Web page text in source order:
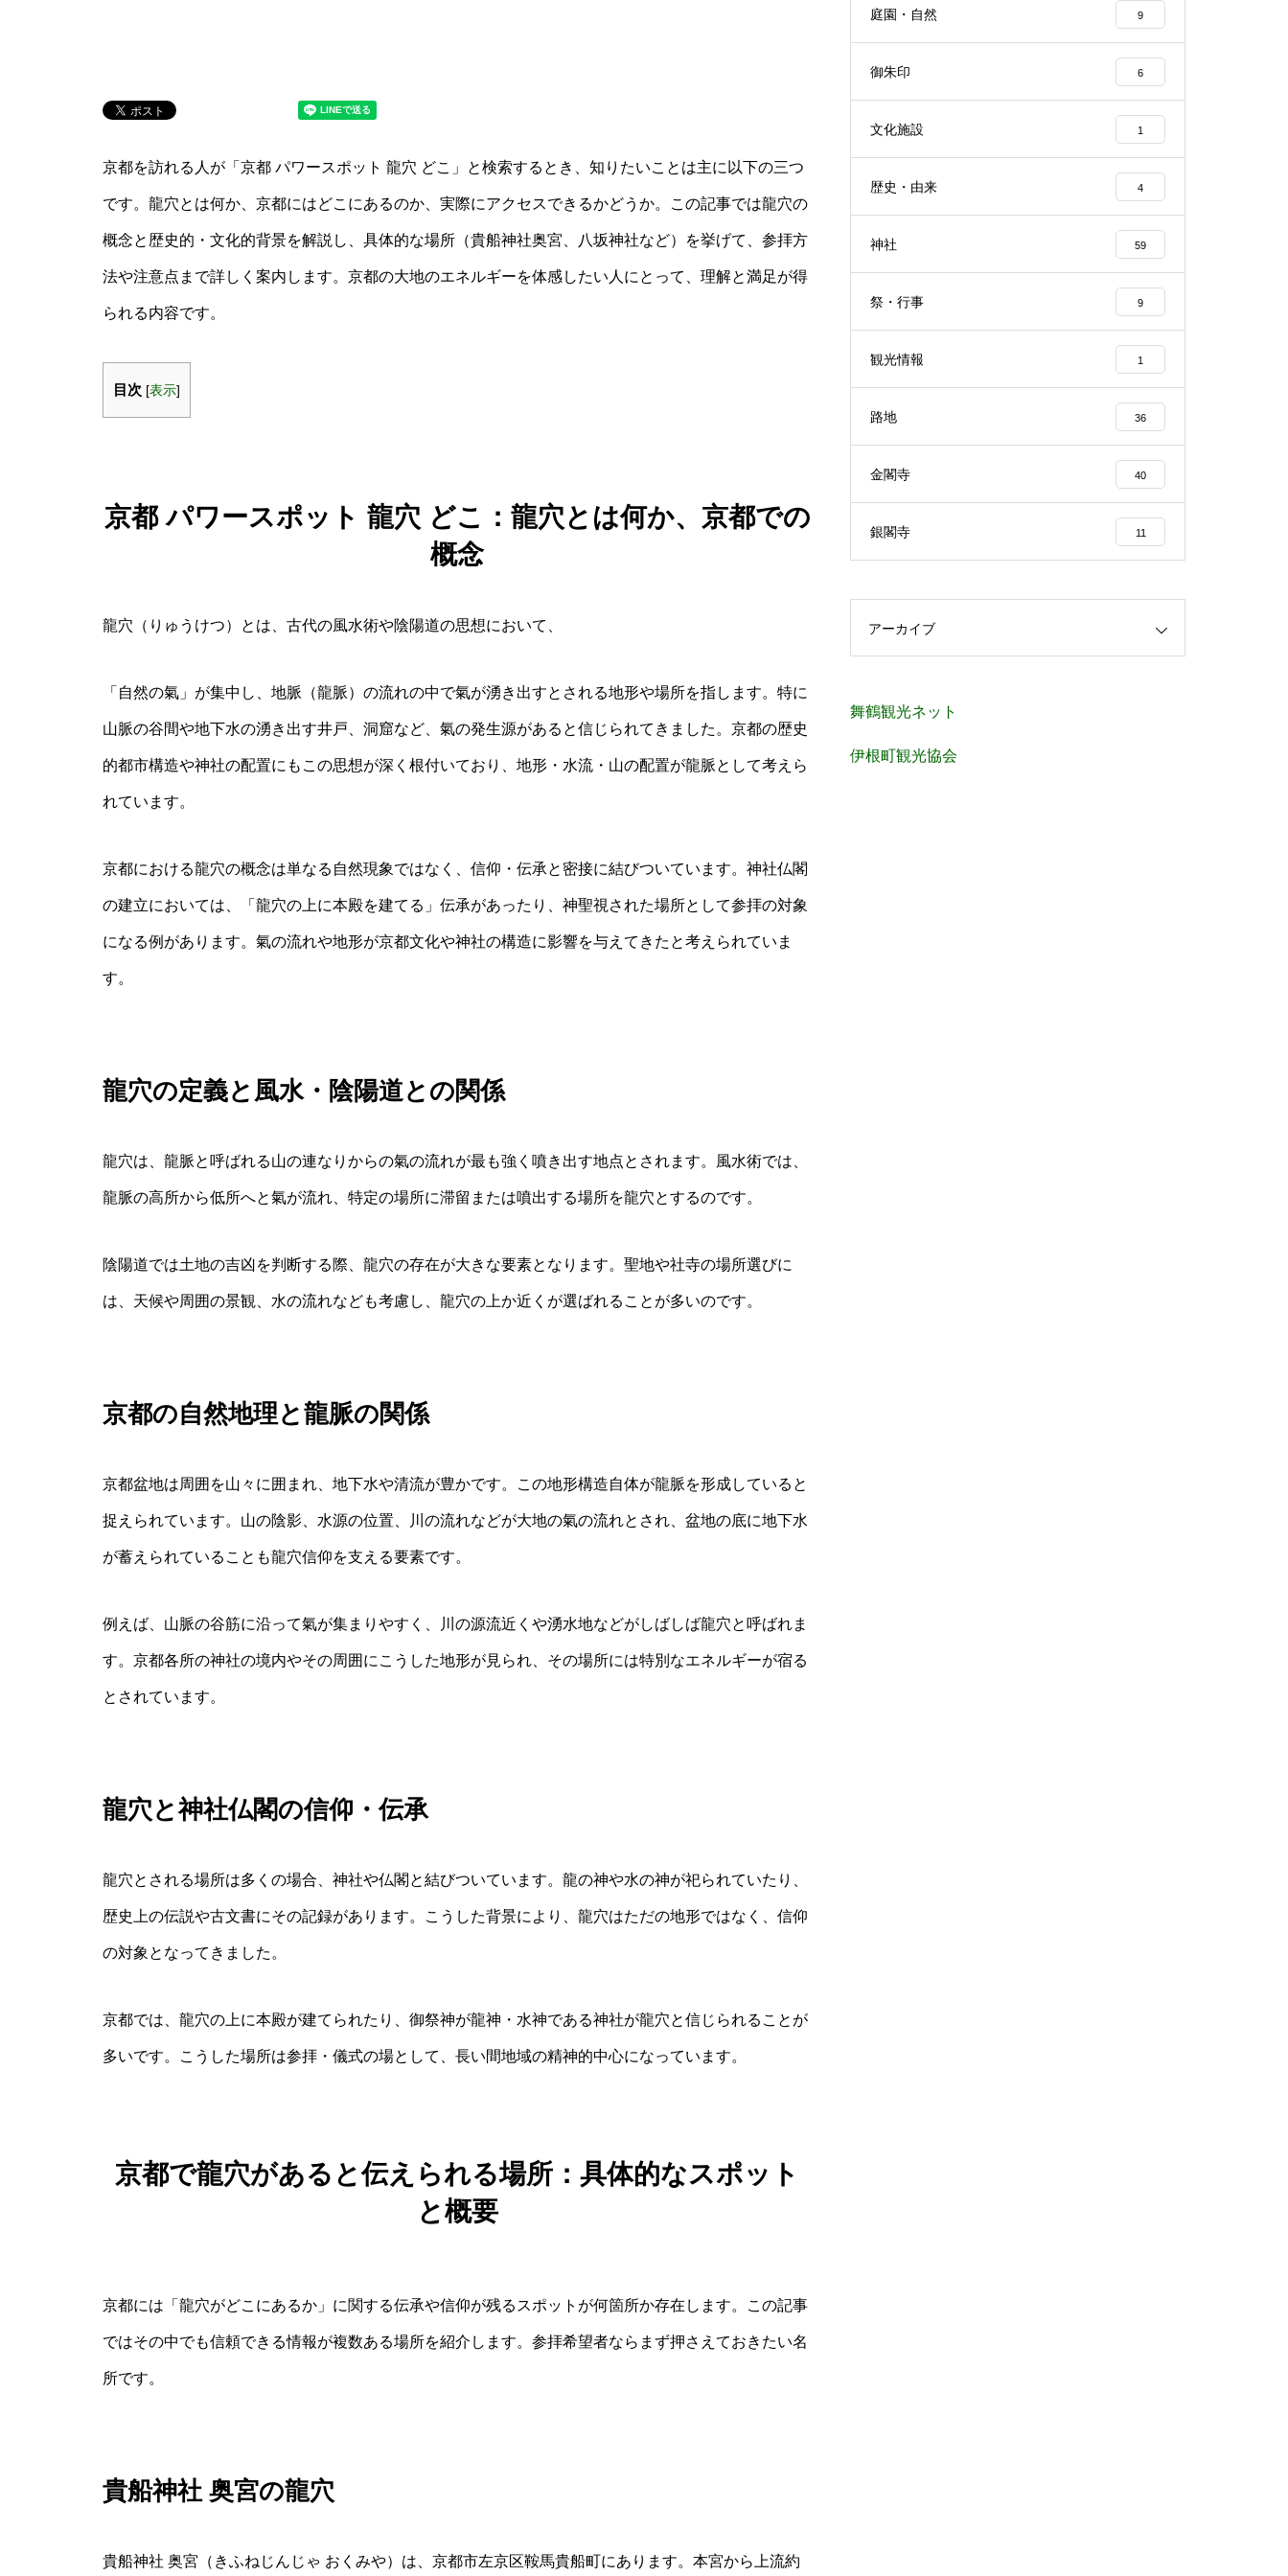
京都を訪れる人が「京都 パワースポット 龍穴 どこ」と検索するとき、知りたいことは主に以下の三つ
です。龍穴とは何か、京都にはどこにあるのか、実際にアクセスできるかどうか。この記事では龍穴の
概念と歴史的・文化的背景を解説し、具体的な場所（貴船神社奥宮、八坂神社など）を挙げて、参拝方
法や注意点まで詳しく案内します。京都の大地のエネルギーを体感したい人にとって、理解と満足が得
られる内容です。
目次 [表示]
京都 パワースポット 龍穴 どこ：龍穴とは何か、京都での
概念
龍穴（りゅうけつ）とは、古代の風水術や陰陽道の思想において、
「自然の氣」が集中し、地脈（龍脈）の流れの中で氣が湧き出すとされる地形や場所を指します。特に
山脈の谷間や地下水の湧き出す井戸、洞窟など、氣の発生源があると信じられてきました。京都の歴史
的都市構造や神社の配置にもこの思想が深く根付いており、地形・水流・山の配置が龍脈として考えら
れています。
京都における龍穴の概念は単なる自然現象ではなく、信仰・伝承と密接に結びついています。神社仏閣
の建立においては、「龍穴の上に本殿を建てる」伝承があったり、神聖視された場所として参拝の対象
になる例があります。氣の流れや地形が京都文化や神社の構造に影響を与えてきたと考えられていま
す。
龍穴の定義と風水・陰陽道との関係
龍穴は、龍脈と呼ばれる山の連なりからの氣の流れが最も強く噴き出す地点とされます。風水術では、
龍脈の高所から低所へと氣が流れ、特定の場所に滞留または噴出する場所を龍穴とするのです。
陰陽道では土地の吉凶を判断する際、龍穴の存在が大きな要素となります。聖地や社寺の場所選びに
は、天候や周囲の景観、水の流れなども考慮し、龍穴の上か近くが選ばれることが多いのです。
京都の自然地理と龍脈の関係
京都盆地は周囲を山々に囲まれ、地下水や清流が豊かです。この地形構造自体が龍脈を形成していると
捉えられています。山の陰影、水源の位置、川の流れなどが大地の氣の流れとされ、盆地の底に地下水
が蓄えられていることも龍穴信仰を支える要素です。
例えば、山脈の谷筋に沿って氣が集まりやすく、川の源流近くや湧水地などがしばしば龍穴と呼ばれま
す。京都各所の神社の境内やその周囲にこうした地形が見られ、その場所には特別なエネルギーが宿る
とされています。
龍穴と神社仏閣の信仰・伝承
龍穴とされる場所は多くの場合、神社や仏閣と結びついています。龍の神や水の神が祀られていたり、
歴史上の伝説や古文書にその記録があります。こうした背景により、龍穴はただの地形ではなく、信仰
の対象となってきました。
京都では、龍穴の上に本殿が建てられたり、御祭神が龍神・水神である神社が龍穴と信じられることが
多いです。こうした場所は参拝・儀式の場として、長い間地域の精神的中心になっています。
京都で龍穴があると伝えられる場所：具体的なスポット
と概要
京都には「龍穴がどこにあるか」に関する伝承や信仰が残るスポットが何箇所か存在します。この記事
ではその中でも信頼できる情報が複数ある場所を紹介します。参拝希望者ならまず押さえておきたい名
所です。
貴船神社 奥宮の龍穴
貴船神社 奥宮（きふねじんじゃ おくみや）は、京都市左京区鞍馬貴船町にあります。本宮から上流約
庭園・自然 9
御朱印 6
文化施設 1
歴史・由来 4
神社 59
祭・行事 9
観光情報 1
路地 36
金閣寺 40
銀閣寺 11
アーカイブ
舞鶴観光ネット
伊根町観光協会